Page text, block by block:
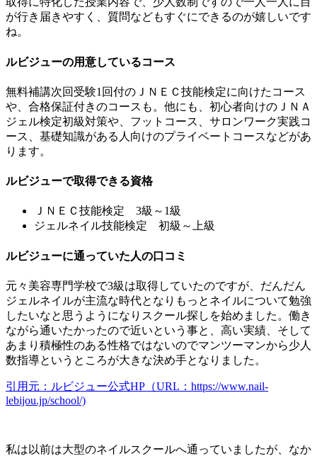
が行き届きやすく、質問などもすぐにできるのが嬉しいです
ね。
ルビジューの用意しているコース
無料補講次回受験1回付のＪＮＥＣ技能検定に向けたコース
や、合格保証付きのコースも。他にも、初心者向けのＪＮＡ
ジェル検定初級対策や、フットコース、サロンワーク実践コ
ース、基礎知識がある人向けのプライベートコースなどがあ
ります。
ルビジューで取得できる資格
ＪＮＥＣ技能検定 3級～1級
ジェルネイル技能検定 初級～上級
ルビジューに通っていた人の口コミ
元々美容専門学校で3級は取得していたのですが、だんだん
ジェルネイルが主流な時代となりもっとネイルについて勉強
したいなと思うようになりスクール探しを始めました。働き
ながら通いたかったので近いという事と、高い実績、そして
あまり積極性のある性格ではないのでマンツーマンから少人
数指導というところが大きな決め手となりました。
引用元：ルビジュー公式HP（URL：https://www.nail-
lebijou.jp/school/)
私は以前は大型のネイルスクールへ通っていましたが、なか